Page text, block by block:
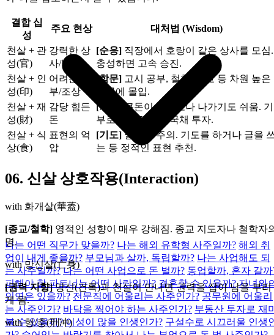
나는 어떤 직무가 맞을까? 나는 해외 유학형 사주일까? 해외 취
업이 내게 좋을까? 부모님과 살까, 독립할까? 나는 사업해도 되
는 사주일까? 나는 어떤 사업으로 돈 벌까? 동업할까, 혼자 갈까
피해야 할 파트너는 어떤 사람일까? 결혼할 수 있을까? 자녀와
인연은 있을까? 전문직에 어울리는 사주인가? 공무원에 어울리
는 사주인가? 바닥을 찍어야 하는 사주인가? 부동산 투자로 재
볼 수 있을까? 이성이 많을 인생인가? 구설수로 시끄러울 인생
결합 십
성
주요 현상 대처법 (Wisdom)
천살 + 관
성(官)
강력한 상
사/법
[순응] 직장에서 호랑이 같은 상사를 모심.
충성하면 고속 승진.
천살 + 인
성(印)
어려운 공
부/조상
[학문] 고시 공부, 철학, 종교 등 차원 높은
학문에 몰입.
천살 + 재
성(財)
감당 힘든
돈
[기부]
큰돈이 들어오나 나가기도 쉬움. 기
부로 액땜하거나 국채 투자.
천살 + 식
상(食)
표현의 억
압
[기도]말실수 주의. 기도를 하거나 글을
는 등 정적인 표현 추천.
06. 신살 상호작용(Interaction)
with 화개살(華蓋)
[종교/철학] 영적인 성향이 매우 강해짐. 종교 지도자나 철학자
명.
with 망신살(亡身)
[권력 지향]망신(건록)과 천살이 만나면 권력을 잡아 남을 부리
게 됨.
with 형/충(刑冲)